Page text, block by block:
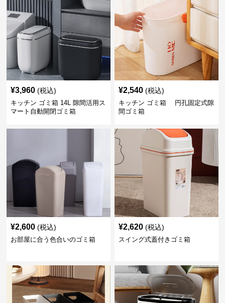
¥3,960 (税込)
キッチン ゴミ箱 14L 隙間活用ス
マート自動開閉ゴミ箱
¥2,540 (税込)
キッチン ゴミ箱 円孔固定式隙
間ゴミ箱
¥2,600 (税込)
お部屋に合う色合いのゴミ箱
¥2,620 (税込)
スイング式蓋付きゴミ箱